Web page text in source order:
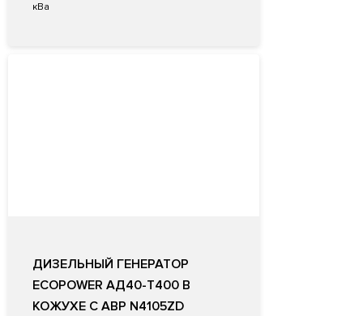
кВа
ДИЗЕЛЬНЫЙ ГЕНЕРАТОР
ECOPOWER АД40-T400 В
КОЖУХЕ С АВР N4105ZD